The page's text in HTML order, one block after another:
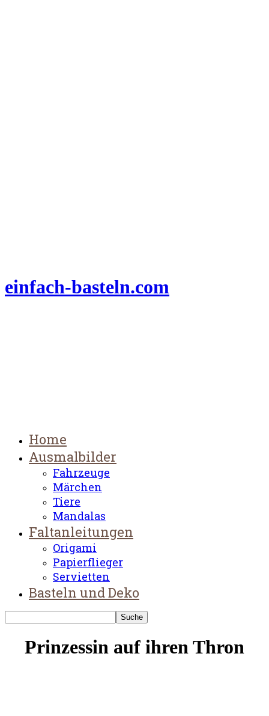
einfach-basteln.com
Home
Ausmalbilder
Fahrzeuge
Märchen
Tiere
Mandalas
Faltanleitungen
Origami
Papierflieger
Servietten
Basteln und Deko
Prinzessin auf ihren Thron